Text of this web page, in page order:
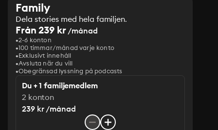
Family
Dela stories med hela familjen.
Från 239 kr/månad
2-6 konton
100 timmar/månad varje konto
Exklusivt innehåll
Avsluta när du vill
Obegränsad lyssning på podcasts
Du + 1 familjemedlem
2 konton
239 kr /månad